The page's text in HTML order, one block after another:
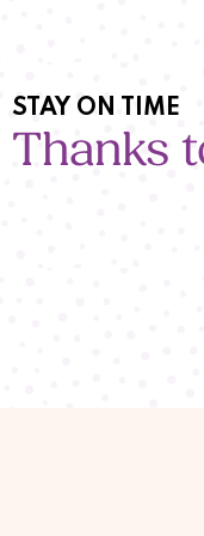
STAY ON TIME
Thanks